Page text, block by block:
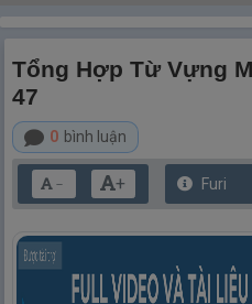
Tổng Hợp Từ Vựng
47
0 bình luận
－ + Furi